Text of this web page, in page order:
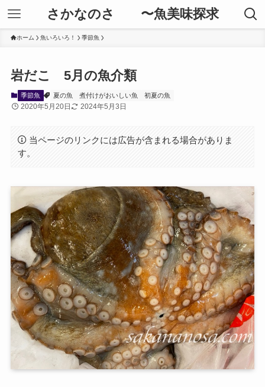
さかなのさ 〜魚美味探求
ホーム 魚いろいろ！ 季節魚
岩だこ 5月の魚介類
季節魚 夏の魚 煮付けがおいしい魚 初夏の魚
2020年5月20日 2024年5月3日
当ページのリンクには広告が含まれる場合がありま
す。